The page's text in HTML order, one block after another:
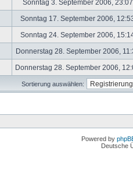
Sonntag 3. September 2006,
Sonntag 17. September 2006,
Sonntag 24. September 2006,
Donnerstag 28. September 2006,
Donnerstag 28. September 2006,
Sortierung auswählen:
Powered by
Deutsche